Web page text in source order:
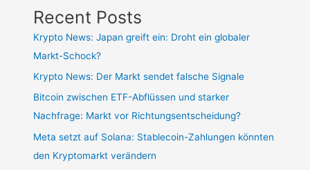
Recent Posts
Krypto News: Japan greift ein: Droht ein globaler
Markt-Schock?
Krypto News: Der Markt sendet falsche Signale
Bitcoin zwischen ETF-Abflüssen und starker
Nachfrage: Markt vor Richtungsentscheidung?
Meta setzt auf Solana: Stablecoin-Zahlungen könnten
den Kryptomarkt verändern